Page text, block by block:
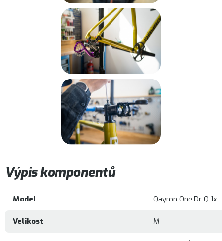
Výpis komponentů
Model Qayron One.Dr Q 1x
Velikost M